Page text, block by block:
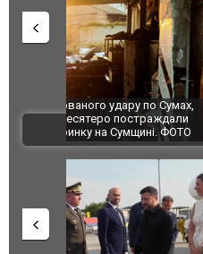
За 2000 кілометрів від
Єкатеринбурзі після
склад Wildberries.